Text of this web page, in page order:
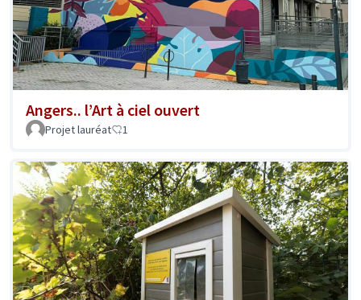
Angers.. l’Art à ciel ouvert
Projet lauréat 1